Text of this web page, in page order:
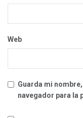
Web
Guarda mi
navegador para la